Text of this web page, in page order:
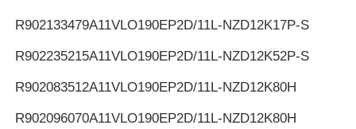
R902133479A11VLO190EP2D/11L-NZD12K17P-S
R902235215A11VLO190EP2D/11L-NZD12K52P-S
R902083512A11VLO190EP2D/11L-NZD12K80H
R902096070A11VLO190EP2D/11L-NZD12K80H